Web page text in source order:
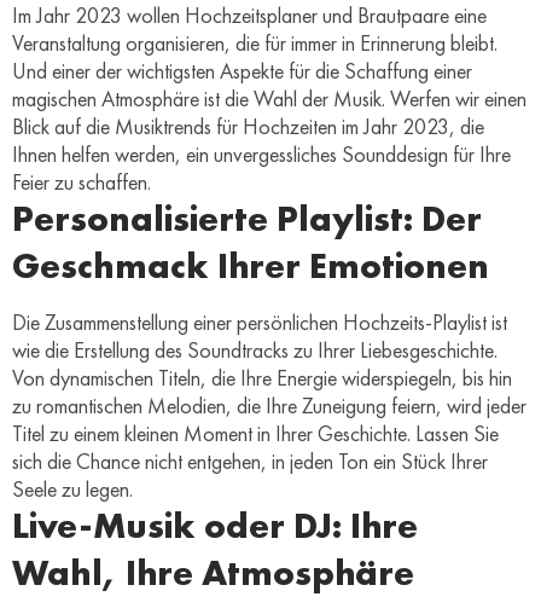
Im Jahr 2023 wollen Hochzeitsplaner und Brautpaare eine
Veranstaltung organisieren, die für immer in Erinnerung bleibt.
Und einer der wichtigsten Aspekte für die Schaffung einer
magischen Atmosphäre ist die Wahl der Musik. Werfen wir einen
Blick auf die Musiktrends für Hochzeiten im Jahr 2023, die
Ihnen helfen werden, ein unvergessliches Sounddesign für Ihre
Feier zu schaffen.
Personalisierte Playlist: Der
Geschmack Ihrer Emotionen
Die Zusammenstellung einer persönlichen Hochzeits-Playlist ist
wie die Erstellung des Soundtracks zu Ihrer Liebesgeschichte.
Von dynamischen Titeln, die Ihre Energie widerspiegeln, bis hin
zu romantischen Melodien, die Ihre Zuneigung feiern, wird jeder
Titel zu einem kleinen Moment in Ihrer Geschichte. Lassen Sie
sich die Chance nicht entgehen, in jeden Ton ein Stück Ihrer
Seele zu legen.
Live-Musik oder DJ: Ihre
Wahl, Ihre Atmosphäre